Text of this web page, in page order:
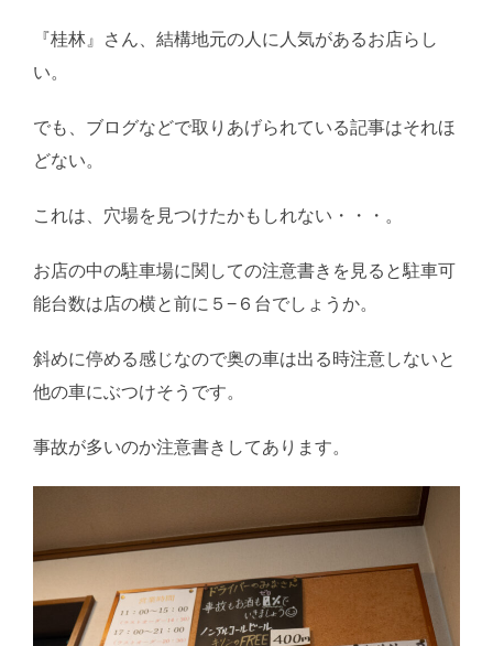
『桂林』さん、結構地元の人に人気があるお店らし
い。
でも、ブログなどで取りあげられている記事はそれほ
どない。
これは、穴場を見つけたかもしれない・・・。
お店の中の駐車場に関しての注意書きを見ると駐車可
能台数は店の横と前に５−６台でしょうか。
斜めに停める感じなので奥の車は出る時注意しないと
他の車にぶつけそうです。
事故が多いのか注意書きしてあります。